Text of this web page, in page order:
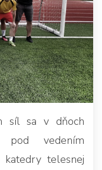
síl sa v dňoch
vedením
katedry telesnej